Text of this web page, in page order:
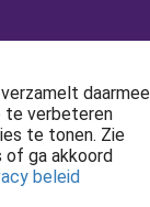
daarmee
te verbeteren
te tonen. Zie
of ga akkoord
beleid